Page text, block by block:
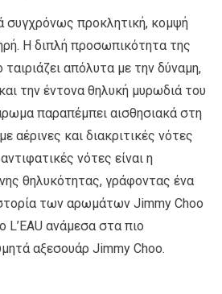
συγχρόνως προκλητική, κομψή
Η διπλή προσωπικότητα της
απόλυτα με την δύναμη,
την έντονα θηλυκή μυρωδιά του
παραπέμπει αισθησιακά στη
αέρινες και διακριτικές νότες
νότες είναι η
θηλυκότητας, γράφοντας ένα
των αρωμάτων Jimmy Choo
ανάμεσα στα πιο
αξεσουάρ Jimmy Choo.